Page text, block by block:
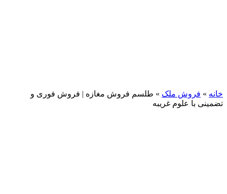
خانه » فروش ملک » طلسم فروش مغازه | فروش فوری و
تضمینی با علوم غریبه